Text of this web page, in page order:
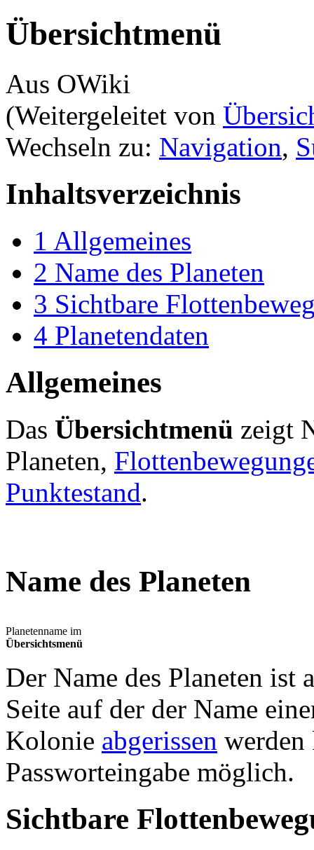
Übersichtmenü
Aus OWiki
(Weitergeleitet von
Wechseln zu: Navigation,
Inhaltsverzeichnis
1 Allgemeines
2 Name des Planeten
3 Sichtbare
4 Planetendaten
Allgemeines
Das Übersichtmenü zeigt
Planeten,
Punktestand.
Name des Planeten
Planetenname im
Übersichtsmenü
Der Name des Planeten
Seite auf der der Name
Kolonie abgerissen werden
Passworteingabe möglich.
Sichtbare